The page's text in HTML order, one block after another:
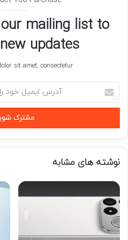
mailing list to
updates!
sit amet, consectetur.
آدرس
ایمیل
خود
وارد
کنید
نوشته های مشابه